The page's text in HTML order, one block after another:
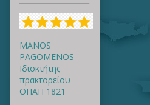
MANOS
PAGOMENOS -
Ιδιοκτήτης
πρακτορείου
ΟΠΑΠ 1821